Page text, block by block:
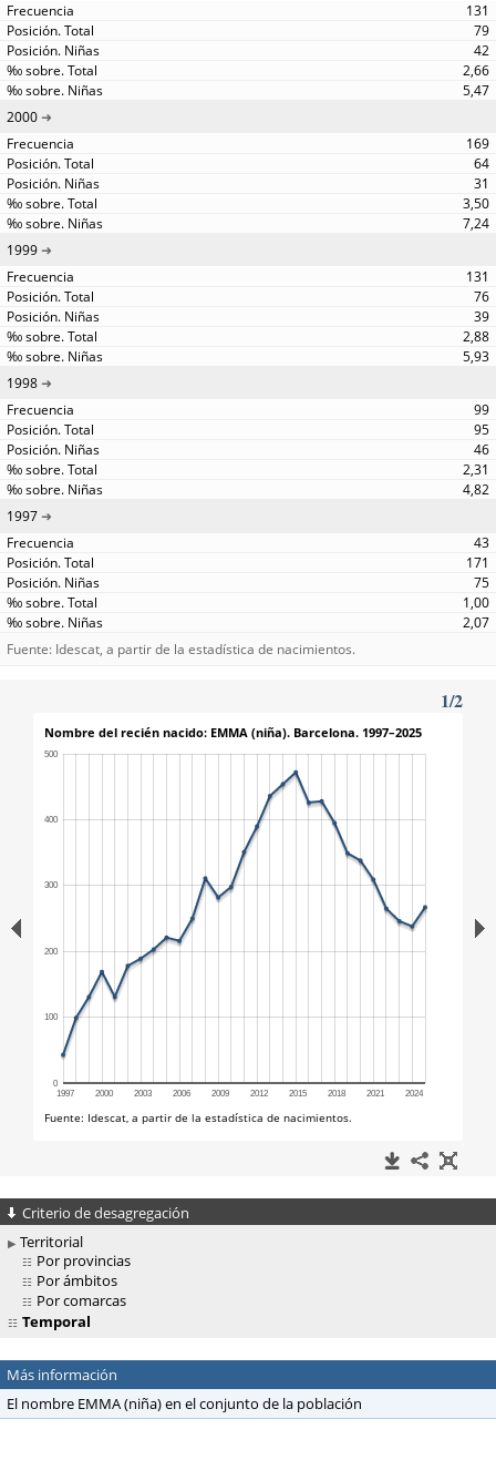
131
79
42
2,66
5,47
2000
169
64
31
3,50
7,24
1999
131
76
39
2,88
5,93
1998
99
95
46
2,31
4,82
1997
43
171
75
1,00
2,07
Fuente: Idescat, a partir de la estadística de nacimientos.
Criterio de desagregación
Territorial
Por provincias
Por ámbitos
Por comarcas
Temporal
Más información
El nombre EMMA (niña) en el conjunto de la población